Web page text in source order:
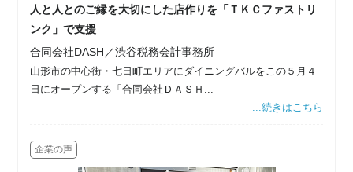
人と人とのご縁を大切にした店作りを「ＴＫＣファストリ
ンク」で支援
合同会社DASH／渋谷税務会計事務所
山形市の中心街・七日町エリアにダイニングバルをこの５月４
日にオープンする「合同会社ＤＡＳＨ...
...続きはこちら
企業の声